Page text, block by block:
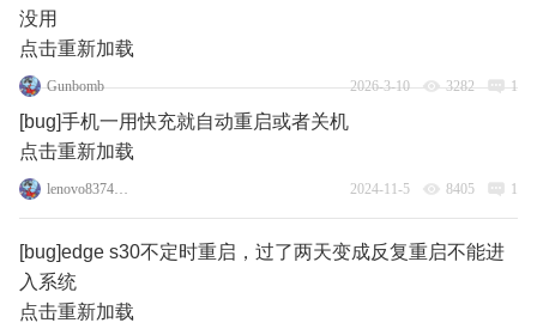
没用
点击重新加载
Gunbomb 2026-3-10 3282 1
[bug]手机一用快充就自动重启或者关机
点击重新加载
lenovo83745069 2024-11-5 8405 1
[bug]edge s30不定时重启，过了两天变成反复重启不能进
入系统
点击重新加载